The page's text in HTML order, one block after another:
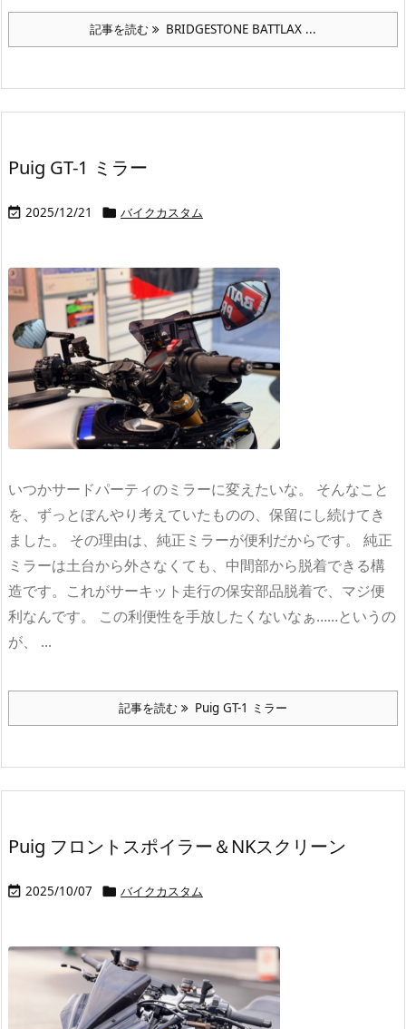
記事を読む BRIDGESTONE BATTLAX ...
Puig GT-1 ミラー
 2025/12/21  バイクカスタム
いつかサードパーティのミラーに変えたいな。 そんなこと
を、ずっとぼんやり考えていたものの、保留にし続けてき
ました。 その理由は、純正ミラーが便利だからです。 純正
ミラーは土台から外さなくても、中間部から脱着できる構
造です。これがサーキット走行の保安部品脱着で、マジ便
利なんです。 この利便性を手放したくないなぁ……というの
が、 ...
記事を読む Puig GT-1 ミラー
Puig フロントスポイラー＆NKスクリーン
 2025/10/07  バイクカスタム